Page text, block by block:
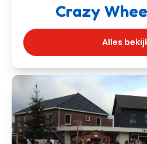
Crazy
Alles